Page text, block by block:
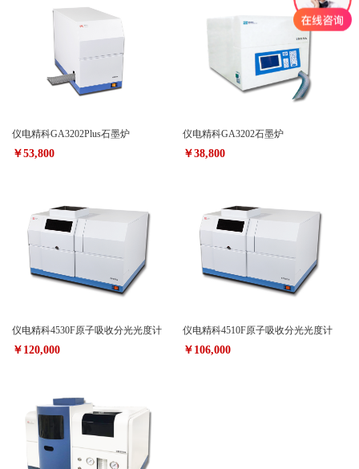
仪电精科GA3202Plus石墨炉
￥53,800
仪电精科GA3202石墨炉
￥38,800
仪电精科4530F原子吸收分光光度计
￥120,000
仪电精科4510F原子吸收分光光度计
￥106,000